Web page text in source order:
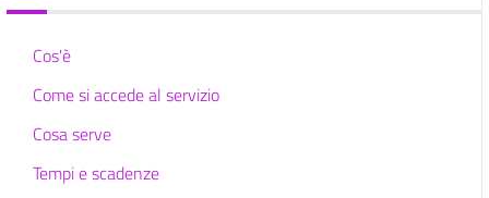
Cos'è
Come si accede al servizio
Cosa serve
Tempi e scadenze